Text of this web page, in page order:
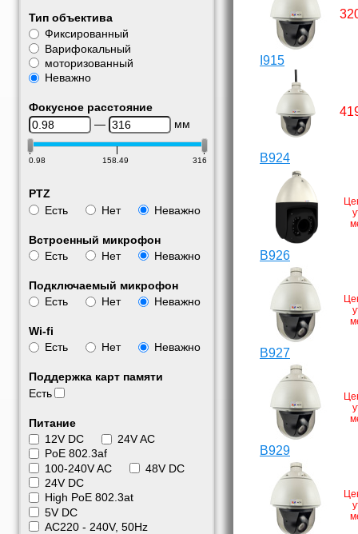
Тип объектива
Фиксированный
Варифокальный
моторизованный
Неважно
Фокусное расстояние
—
мм
0.98 158.49 316
PTZ
Есть
Нет Неважно
Встроенный микрофон
Есть
Нет Неважно
Подключаемый микрофон
Есть
Нет Неважно
Wi-fi
Есть
Нет Неважно
Поддержка карт памяти
Есть
Питание
12V DC
24V AC
PoE 802.3af
100-240V AC
48V DC
24V DC
High PoE 802.3at
5V DC
АС220 - 240V, 50Hz
I915
B924
B926
B927
B929